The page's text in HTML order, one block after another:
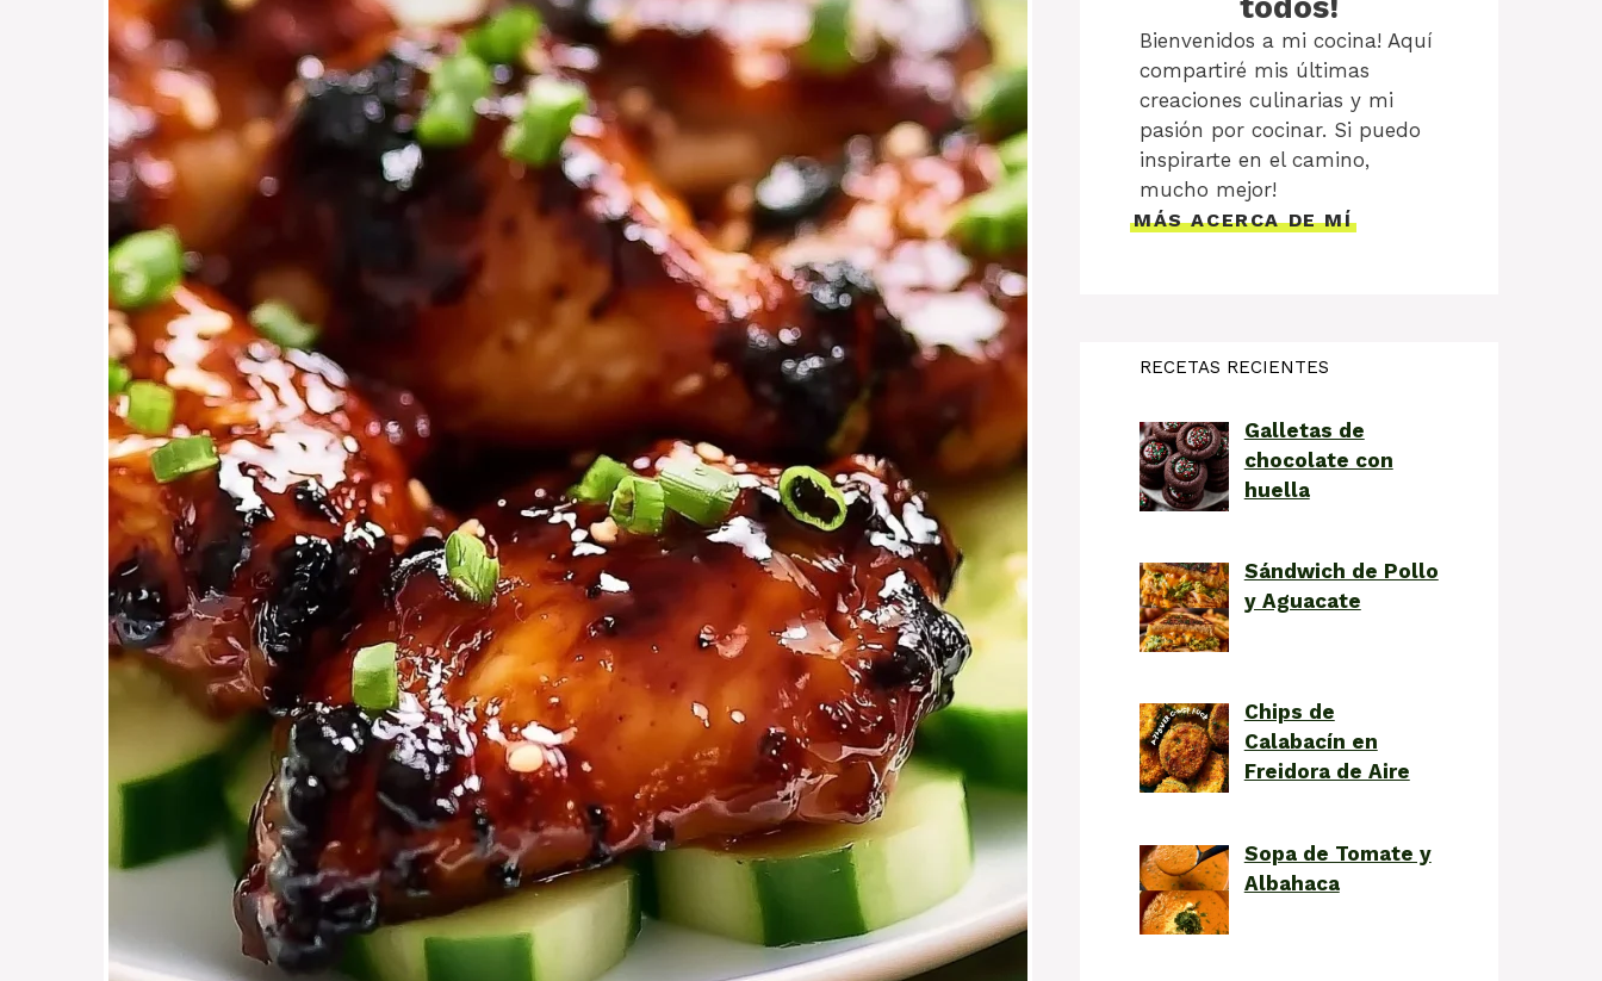
Bienvenidos a mi cocina! Aquí
compartiré mis últimas
creaciones culinarias y mi
pasión por cocinar. Si puedo
inspirarte en el camino,
mucho mejor!
MÁS ACERCA DE MÍ
RECETAS RECIENTES
Galletas de
chocolate con
huella
Sándwich de Pollo
y Aguacate
Chips de
Calabacín en
Freidora de Aire
Sopa de Tomate y
Albahaca